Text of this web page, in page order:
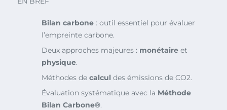
Bilan carbone : outil essentiel pour évaluer
l’empreinte carbone.
Deux approches majeures : monétaire et
physique.
Méthodes de calcul des émissions de CO2.
Évaluation systématique avec la Méthode
Bilan Carbone®.